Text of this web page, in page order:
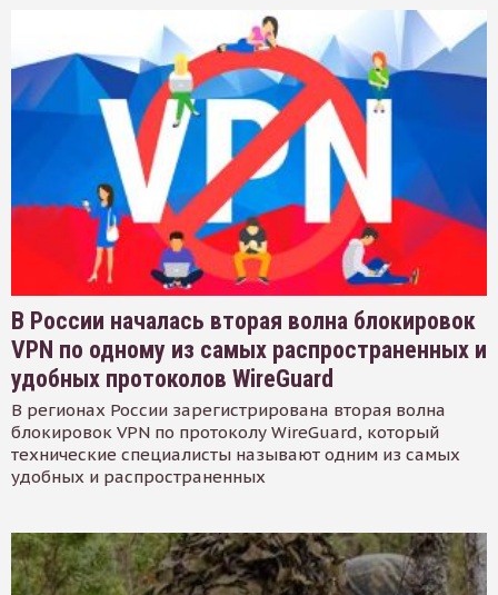
В России началась вторая волна блокировок
VPN по одному из самых распространенных и
удобных протоколов WireGuard
В регионах России зарегистрирована вторая волна
блокировок VPN по протоколу WireGuard, который
технические специалисты называют одним из самых
удобных и распространенных